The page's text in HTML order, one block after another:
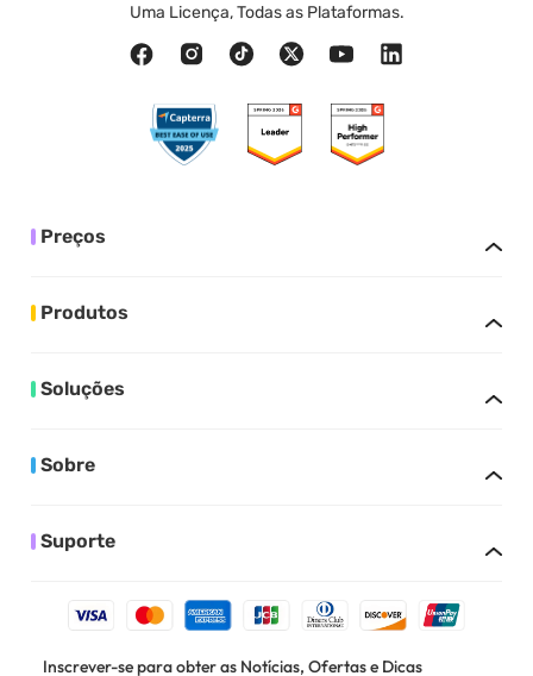
Uma Licença, Todas as Plataformas.
Preços
Produtos
Soluções
Sobre
Suporte
Inscrever-se para obter as Notícias, Ofertas e Dicas